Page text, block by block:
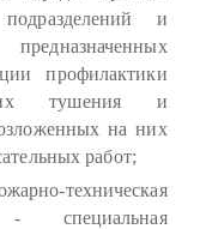
и
предназначенных
профилактики
тушения и
на них
работ;
техническая
- специальная